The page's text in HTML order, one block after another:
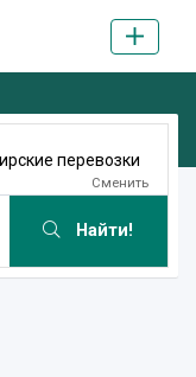
перевозки
Сменить
Найти!